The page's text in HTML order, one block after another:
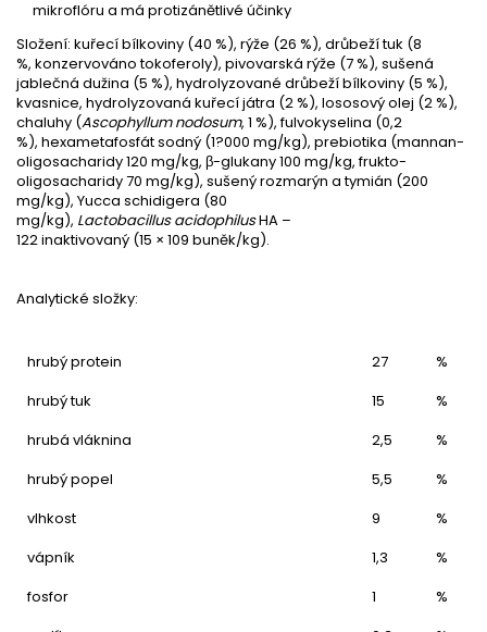
mikroflóru a má protizánětlivé účinky
Složení: kuřecí bílkoviny (40 %), rýže (26 %), drůbeží tuk (8
%, konzervovánotokoferoly), pivovarská rýže (7 %), sušená
jablečná dužina (5 %), hydrolyzované drůbeží bílkoviny (5 %),
kvasnice, hydrolyzovaná kuřecí játra (2 %), lososový olej (2 %),
chaluhy (Ascophyllum nodosum, 1 %),fulvokyselina (0,2
%), hexametafosfátsodný (1?000 mg/kg), prebiotika (mannan-
oligosacharidy 120 mg/kg, β-glukany100 mg/kg,frukto-
oligosacharidy 70 mg/kg), sušený rozmarýn a tymián (200
mg/kg), Yucca schidigera (80
mg/kg), Lactobacillus acidophilusHA –
122inaktivovaný (15 × 109 buněk/kg).
Analytické složky:
hrubý protein 27
%
hrubý tuk
15
%
hrubá vláknina
2,5
%
hrubý popel
5,5
%
vlhkost
9
%
vápník
1,3
%
fosfor
1
%